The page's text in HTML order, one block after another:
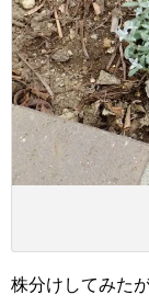
株分けしてみた